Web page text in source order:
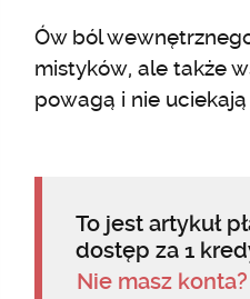
Ów ból
mistyków, ale także
powagą i nie
To jest artykuł
dostęp za 1
Nie masz